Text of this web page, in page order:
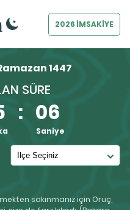
2026 İMSAKİYE
sakınmanız için Oruç,
1447
SÜRE
: 06
Saniye